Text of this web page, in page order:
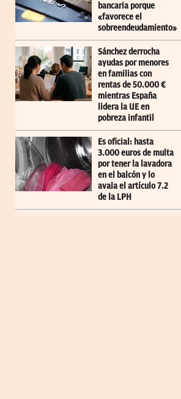
bancaria porque
«favorece el
sobreendeudamiento»
Sánchez derrocha
ayudas por menores
en familias con
rentas de 50.000 €
mientras España
lidera la UE en
pobreza infantil
Es oficial: hasta
3.000 euros de multa
por tener la lavadora
en el balcón y lo
avala el artículo 7.2
de la LPH